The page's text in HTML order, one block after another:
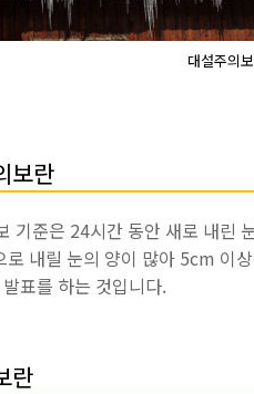
대설주의
보란
기준은 24시간 동안 새로 내린
로 내릴 눈의 양이 많아 5cm 이
표를 하는 것입니다.
란